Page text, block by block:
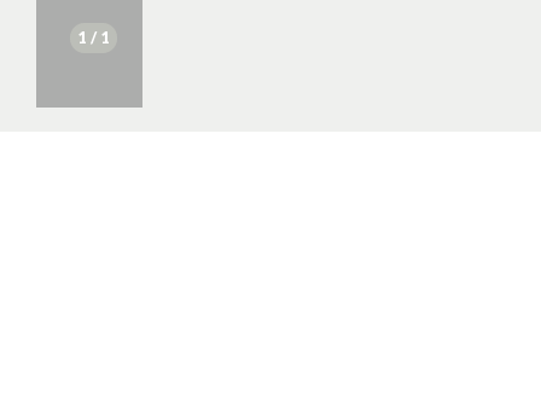
1 / 1